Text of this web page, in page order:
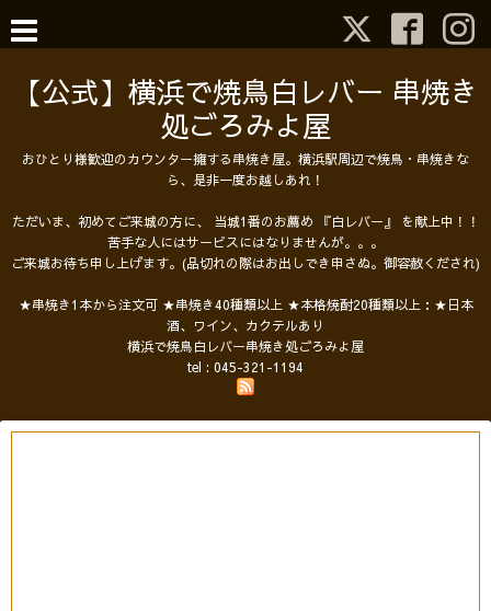
【公式】横浜で焼鳥白レバー 串焼き
処ごろみよ屋
おひとり様歓迎のカウンター擁する串焼き屋。横浜駅周辺で焼鳥・串焼きな
ら、是非一度お越しあれ！
ただいま、初めてご来城の方に、 当城1番のお薦め 『白レバー』 を献上中！！
苦手な人にはサービスにはなりませんが。。。
ご来城お待ち申し上げます。(品切れの際はお出しでき申さぬ。御容赦くだされ)
★串焼き1本から注文可 ★串焼き40種類以上 ★本格焼酎20種類以上：★日本
酒、ワイン、カクテルあり
横浜で焼鳥白レバー串焼き処ごろみよ屋
tel : 045-321-1194